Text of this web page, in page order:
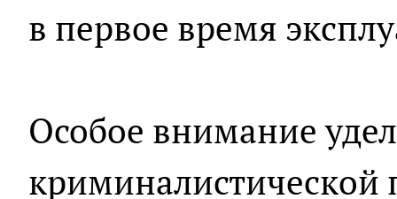
в первое время
Особое внимание
криминалистической